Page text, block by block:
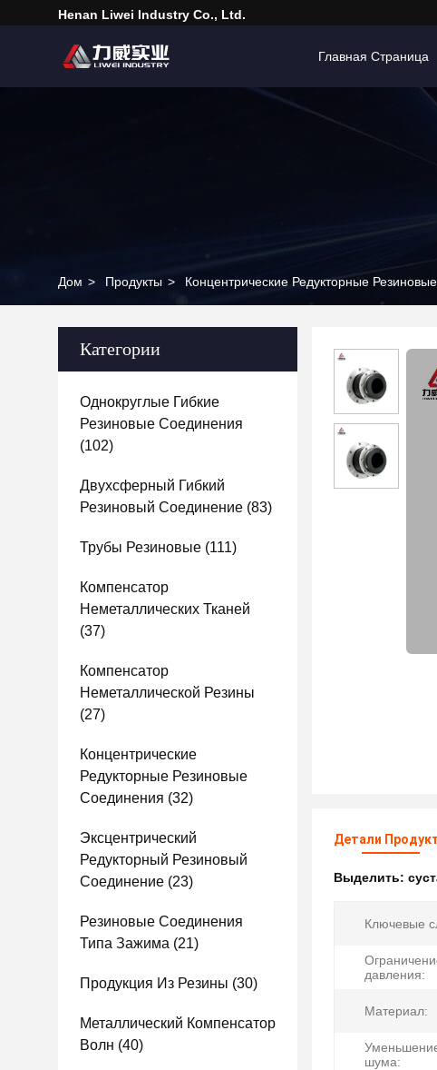
Henan Liwei Industry Co., Ltd.
Главная Страница
Дом > Продукты > Концентрические Редукторные
Категории
Однокруглые Гибкие
Резиновые Соединения
(102)
Двухсферный Гибкий
Резиновый Соединение (83)
Трубы Резиновые (111)
Компенсатор
Неметаллических Тканей
(37)
Компенсатор
Неметаллической Резины
(27)
Концентрические
Редукторные Резиновые
Соединения (32)
Эксцентрический
Редукторный Резиновый
Соединение (23)
Резиновые Соединения
Типа Зажима (21)
Продукция Из Резины (30)
Металлический Компенсатор
Волн (40)
Детали
Выделить:
Ключевые
давления:
Материал:
шума: